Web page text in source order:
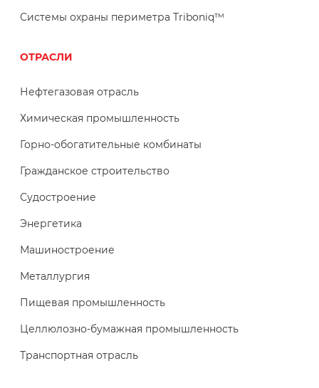
Системы охраны периметра Triboniq™
ОТРАСЛИ
Нефтегазовая отрасль
Химическая промышленность
Горно-обогатительные комбинаты
Гражданское строительство
Судостроение
Энергетика
Машиностроение
Металлургия
Пищевая промышленность
Целлюлозно-бумажная промышленность
Транспортная отрасль